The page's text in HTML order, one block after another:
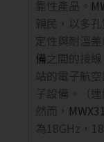
靠性產品。
親民，以多
定性與耐溫
備之間的接
站的電子航
子設備。（
然而，
為18GHz，